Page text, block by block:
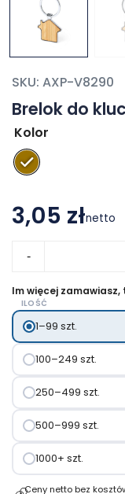
Brelok do
SKU: AXP-V8290
Kolor
3,05 złnetto
-
do
kluczy
"domek”
Im więcej
ILOŚĆ
1–99 szt.
100–249 szt.
250–499 szt.
500–999 szt.
1000+ szt.
Ceny netto bez